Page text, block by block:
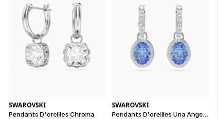
SWAROVSKI
Pendants D'oreilles Chroma
SWAROVSKI
Pendants D'oreilles Una Angelic